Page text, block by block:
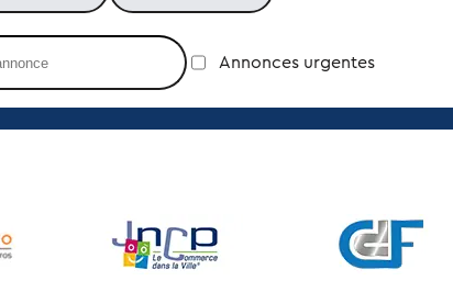
Annonces urgentes